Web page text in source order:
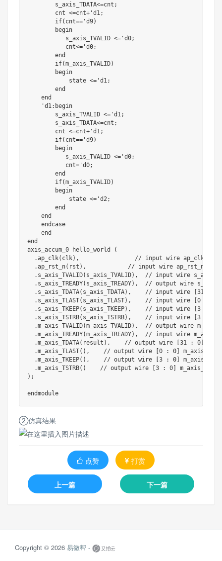
        s_axis_TDATA<=cnt;
        cnt <=cnt+'d1;
        if(cnt=='d9)
        begin
           s_axis_TVALID <='d0;
           cnt<='d0;
        end
        if(m_axis_TVALID)
        begin
            state <='d1;
        end
    end
    'd1:begin
        s_axis_TVALID <='d1;
        s_axis_TDATA<=cnt;
        cnt <=cnt+'d1;
        if(cnt=='d9)
        begin
           s_axis_TVALID <='d0;
           cnt='d0;
        end
        if(m_axis_TVALID)
        begin
            state <='d2;
        end
    end
    endcase
    end
end
axis_accum_0 hello_world (
  .ap_clk(clk),                // input wire ap_clk
  .ap_rst_n(rst),            // input wire ap_rst_n
.s_axis_TVALID(s_axis_TVALID),  // input wire
.s_axis_TREADY(s_axis_TREADY),  // output wire
.s_axis_TDATA(s_axis_TDATA),    // input wire [31 :
.s_axis_TLAST(s_axis_TLAST),    // input wire [0 : 0]
.s_axis_TKEEP(s_axis_TKEEP),    // input wire [3 : 0]
.s_axis_TSTRB(s_axis_TSTRB),    // input wire [3 : 0]
.m_axis_TVALID(m_axis_TVALID),  // output wire
.m_axis_TREADY(m_axis_TREADY),  // input wire
.m_axis_TDATA(result),    // output wire [31 : 0]
.m_axis_TLAST(),    // output wire [0 : 0]
.m_axis_TKEEP(),    // output wire [3 : 0]
  .m_axis_TSTRB()    // output wire [3 : 0] m_axis_TSTRB
);
②仿真结果
点赞 打赏
上一篇 下一篇
Copyright © 2026 易微帮 -